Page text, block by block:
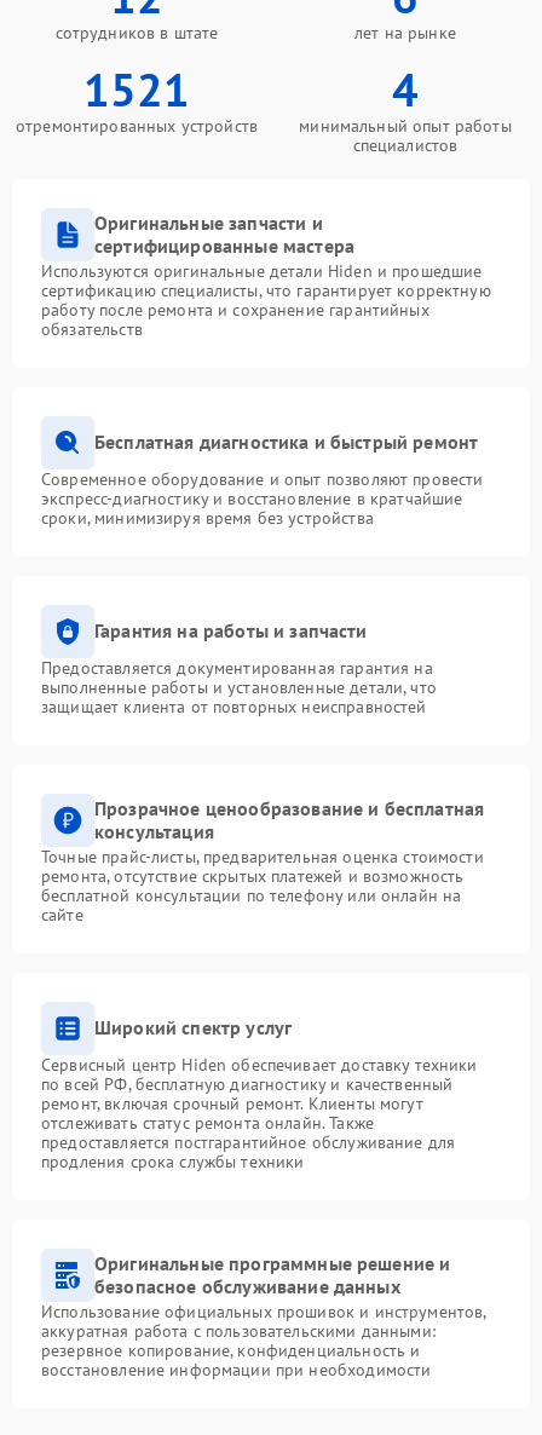
сотрудников в штате лет на рынке
1521
отремонтированных устройств
4
минимальный опыт работы
специалистов
Оригинальные запчасти и
сертифицированные мастера
Используются оригинальные детали Hiden и прошедшие
сертификацию специалисты, что гарантирует корректную
работу после ремонта и сохранение гарантийных
обязательств
Бесплатная диагностика и быстрый ремонт
Современное оборудование и опыт позволяют провести
экспресс-диагностику и восстановление в кратчайшие
сроки, минимизируя время без устройства
Гарантия на работы и запчасти
Предоставляется документированная гарантия на
выполненные работы и установленные детали, что
защищает клиента от повторных неисправностей
Прозрачное ценообразование и бесплатная
консультация
Точные прайс-листы, предварительная оценка стоимости
ремонта, отсутствие скрытых платежей и возможность
бесплатной консультации по телефону или онлайн на
сайте
Широкий спектр услуг
Сервисный центр Hiden обеспечивает доставку техники
по всей РФ, бесплатную диагностику и качественный
ремонт, включая срочный ремонт. Клиенты могут
отслеживать статус ремонта онлайн. Также
предоставляется постгарантийное обслуживание для
продления срока службы техники
Оригинальные программные решение и
безопасное обслуживание данных
Использование официальных прошивок и инструментов,
аккуратная работа с пользовательскими данными:
резервное копирование, конфиденциальность и
восстановление информации при необходимости